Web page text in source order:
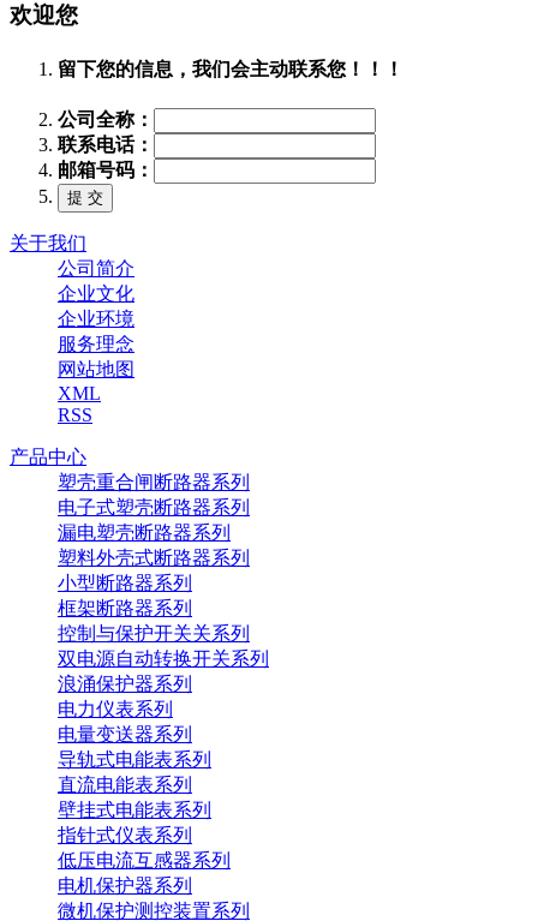
欢迎您
留下您的信息，我们会主动联系您！！！
公司全称：
联系电话：
邮箱号码：
关于我们
公司简介
企业文化
企业环境
服务理念
网站地图
XML
RSS
产品中心
塑壳重合闸断路器系列
电子式塑壳断路器系列
漏电塑壳断路器系列
塑料外壳式断路器系列
小型断路器系列
框架断路器系列
控制与保护开关关系列
双电源自动转换开关系列
浪涌保护器系列
电力仪表系列
电量变送器系列
导轨式电能表系列
直流电能表系列
壁挂式电能表系列
指针式仪表系列
低压电流互感器系列
电机保护器系列
微机保护测控装置系列